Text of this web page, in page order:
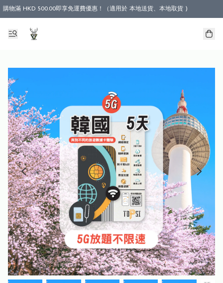
購物滿 HKD 500.00即享免運費優惠！（適用於 本地送貨、本地取貨 )